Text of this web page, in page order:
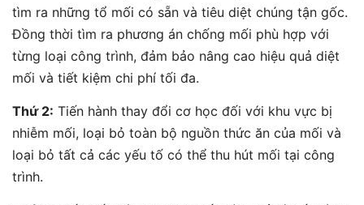
tìm ra những tổ mối có sẵn và tiêu diệt chúng tận gốc.
Đồng thời tìm ra phương án chống mối phù hợp với
từng loại công trình, đảm bảo nâng cao hiệu quả diệt
mối và tiết kiệm chi phí tối đa.
Thứ 2: Tiến hành thay đổi cơ học đối với khu vực bị
nhiễm mối, loại bỏ toàn bộ nguồn thức ăn của mối và
loại bỏ tất cả các yếu tố có thể thu hút mối tại công
trình.